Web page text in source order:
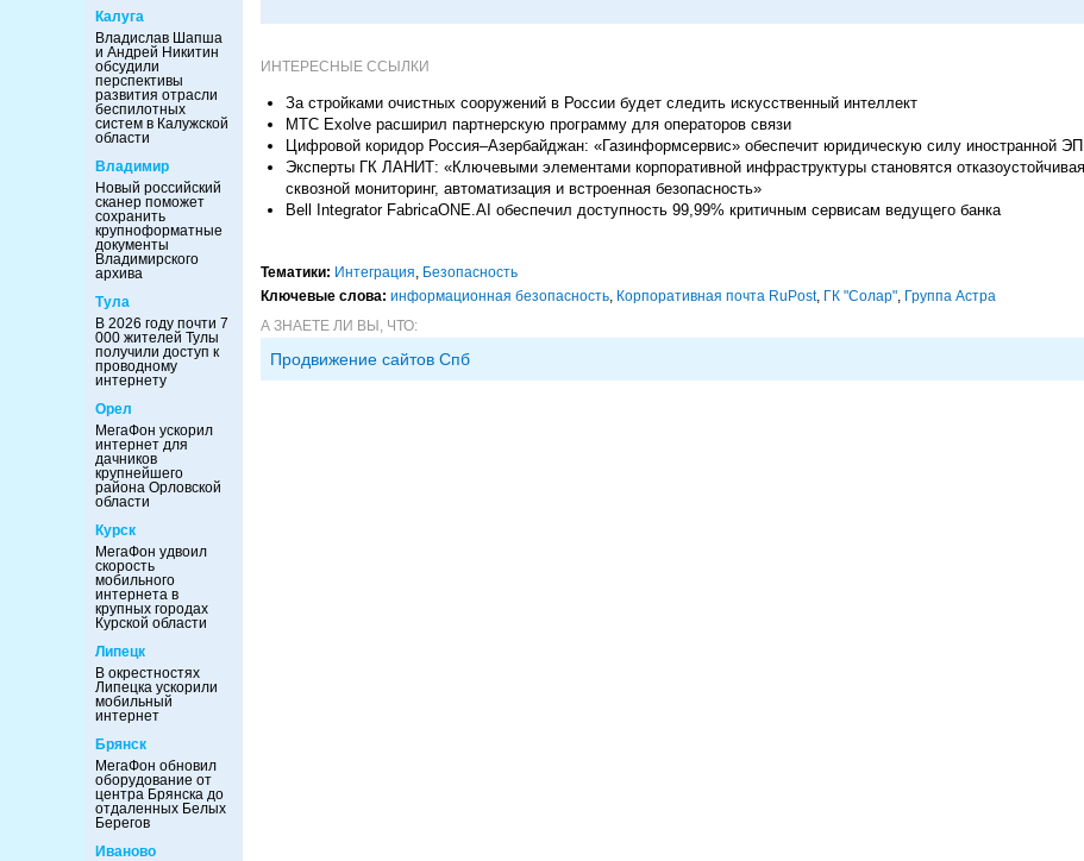
Калуга
Владислав Шапша
и Андрей Никитин
обсудили
перспективы
развития отрасли
беспилотных
систем в Калужской
области
Владимир
Новый российский
сканер поможет
сохранить
крупноформатные
документы
Владимирского
архива
Тула
В 2026 году почти 7
000 жителей Тулы
получили доступ к
проводному
интернету
Орел
МегаФон ускорил
интернет для
дачников
крупнейшего
района Орловской
области
Курск
МегаФон удвоил
скорость
мобильного
интернета в
крупных городах
Курской области
Липецк
В окрестностях
Липецка ускорили
мобильный
интернет
Брянск
МегаФон обновил
оборудование от
центра Брянска до
отдаленных Белых
Берегов
Иваново
ИНТЕРЕСНЫЕ ССЫЛКИ
За стройками очистных сооружений в России будет следить искусственный интеллект
МТС Exolve расширил партнерскую программу для операторов связи
Цифровой коридор Россия–Азербайджан: «Газинформсервис» обеспечит юридическую силу иностранной ЭП
Эксперты ГК ЛАНИТ: «Ключевыми элементами корпоративной инфраструктуры становятся отказоустойчивая
сквозной мониторинг, автоматизация и встроенная безопасность»
Bell Integrator FabricaONE.AI обеспечил доступность 99,99% критичным сервисам ведущего банка
Тематики: Интеграция, Безопасность
Ключевые слова: информационная безопасность, Корпоративная почта RuPost, ГК "Солар", Группа Астра
А ЗНАЕТЕ ЛИ ВЫ, ЧТО:
Продвижение сайтов Спб